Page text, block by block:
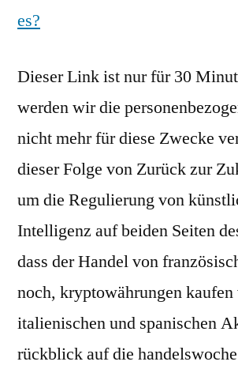
es?
Dieser Link ist nur für 30
werden wir die
nicht mehr für diese Zwecke
dieser Folge von Zurück zur
um die Regulierung von
Intelligenz auf beiden Seiten
dass der Handel von
noch, kryptowährungen
italienischen und spanischen
rückblick auf die